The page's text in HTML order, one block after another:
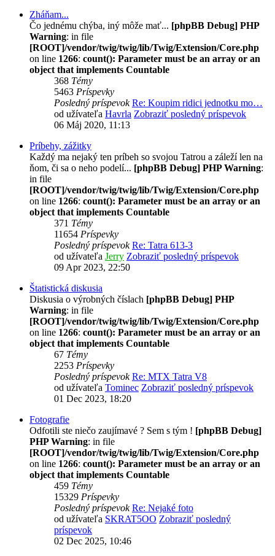
Zháňam...
Čo jednému chýba, iný môže mať... [phpBB Debug] PHP
Warning: in file
[ROOT]/vendor/twig/twig/lib/Twig/Extension/Core.php
on line 1266: count(): Parameter must be an array or an
object that implements Countable
368 Témy
5463 Príspevky
Posledný príspevok Re: Koupim ridici jednotku mo…
od užívateľa Havrla Zobraziť posledný príspevok
06 Máj 2020, 11:13
Príbehy, zážitky
Každý ma nejaký ten príbeh so svojou Tatrou a záleží len na
ňom, či sa o neho podelí... [phpBB Debug] PHP Warning:
in file
[ROOT]/vendor/twig/twig/lib/Twig/Extension/Core.php
on line 1266: count(): Parameter must be an array or an
object that implements Countable
371 Témy
11654 Príspevky
Posledný príspevok Re: Tatra 613-3
od užívateľa Jerry Zobraziť posledný príspevok
09 Apr 2023, 22:50
Štatistická diskusia
Diskusia o výrobných číslach [phpBB Debug] PHP
Warning: in file
[ROOT]/vendor/twig/twig/lib/Twig/Extension/Core.php
on line 1266: count(): Parameter must be an array or an
object that implements Countable
67 Témy
2253 Príspevky
Posledný príspevok Re: MTX Tatra V8
od užívateľa Tominec Zobraziť posledný príspevok
01 Dec 2023, 18:20
Fotografie
Odfotili ste niečo zaujímavé ? Sem s tým ! [phpBB Debug]
PHP Warning: in file
[ROOT]/vendor/twig/twig/lib/Twig/Extension/Core.php
on line 1266: count(): Parameter must be an array or an
object that implements Countable
459 Témy
15329 Príspevky
Posledný príspevok Re: Nejaké foto
od užívateľa SKRAT5OO Zobraziť posledný
príspevok
02 Dec 2025, 10:46